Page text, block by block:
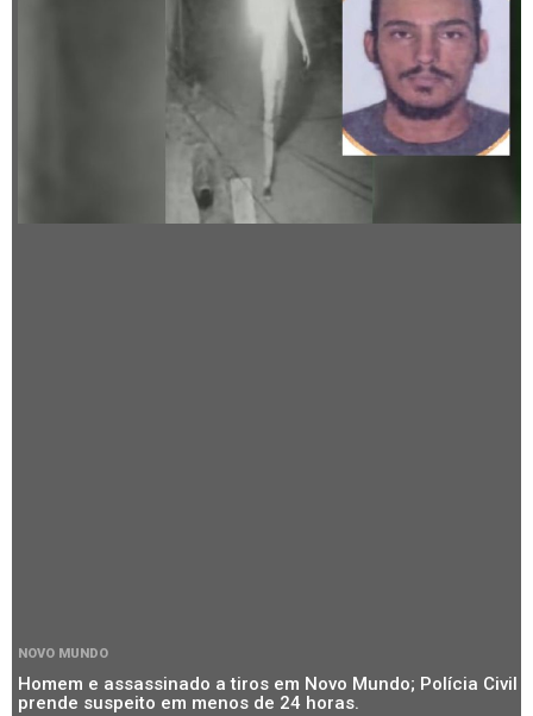
NOVO MUNDO
Homem e assassinado a tiros em Novo Mundo; Polícia Civil
prende suspeito em menos de 24 horas.